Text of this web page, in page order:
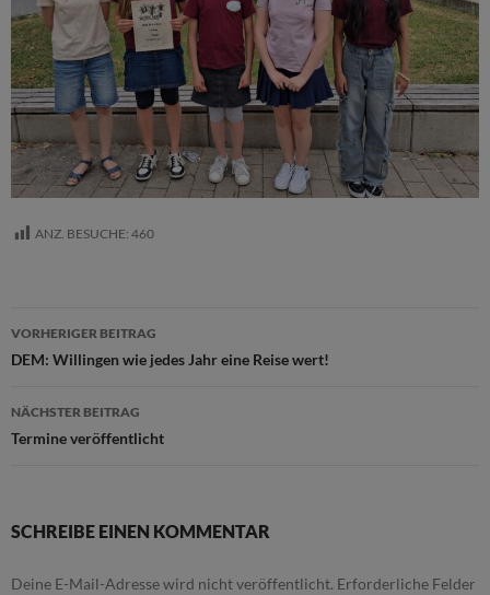
ANZ. BESUCHE: 460
Beitragsnavigation
VORHERIGER BEITRAG
DEM: Willingen wie jedes Jahr eine Reise wert!
NÄCHSTER BEITRAG
Termine veröffentlicht
SCHREIBE EINEN KOMMENTAR
Deine E-Mail-Adresse wird nicht veröffentlicht. Erforderliche Felder